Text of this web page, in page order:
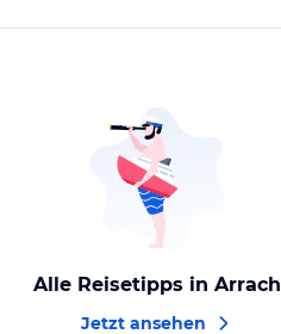
Alle Reisetipps in Arrach
Jetzt ansehen